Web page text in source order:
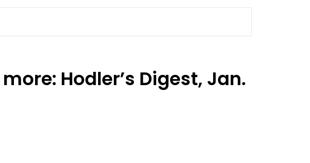
Hodler’s Digest, Jan.